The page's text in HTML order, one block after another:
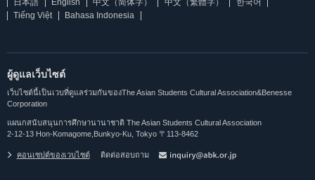
日本語 English 中文（简体字） 中文（繁體字）
한국어
Tiếng Việt
Bahasa Indonesia
ผู้ดูแลเว็บไซต์
เว็บไซต์นี้เป็นเวบที่ดูแลร่วมกันของThe Asian Students Cultural Association&Benesse
Corporation
แผนกสนับสนุนการศึกษานานาชาติ The Asian Students Cultural Association
2-12-13 Hon-Komagome,Bunkyo-Ku, Tokyo 〒113-8462
คอนเซปต์ของเวบไซต์ ติดต่อสอบถาม